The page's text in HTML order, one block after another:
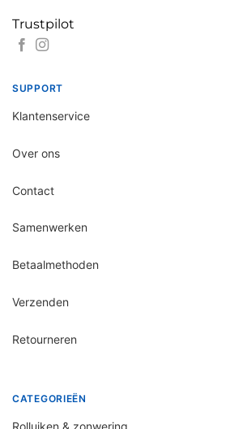
Trustpilot
SUPPORT
Klantenservice
Over ons
Contact
Samenwerken
Betaalmethoden
Verzenden
Retourneren
CATEGORIEËN
Rolluiken & zonwering